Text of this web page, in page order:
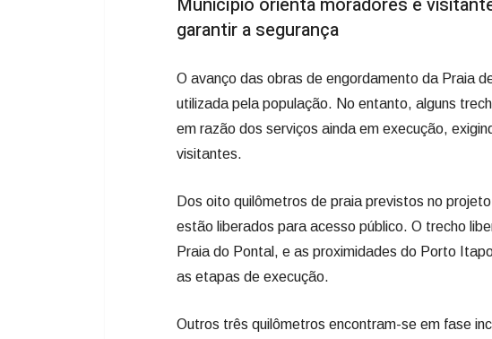
garantir a segurança
O avanço das obras de engordamento da Praia
utilizada pela população. No entanto, alguns
em razão dos serviços ainda em execução,
visitantes.
Dos oito quilômetros de praia previstos no
estão liberados para acesso público. O trecho
Praia do Pontal, e as proximidades do Porto
as etapas de execução.
Outros três quilômetros encontram-se em fase